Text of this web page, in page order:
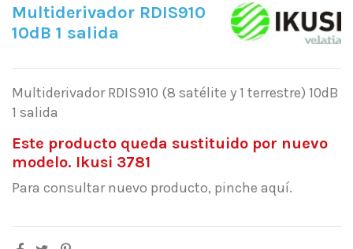
Multiderivador RDIS910
10dB 1 salida
Multiderivador RDIS910 (8 satélite y 1 terrestre) 10dB
1 salida
Este producto queda sustituido por nuevo
modelo. Ikusi 3781
Para consultar nuevo producto, pinche aquí.